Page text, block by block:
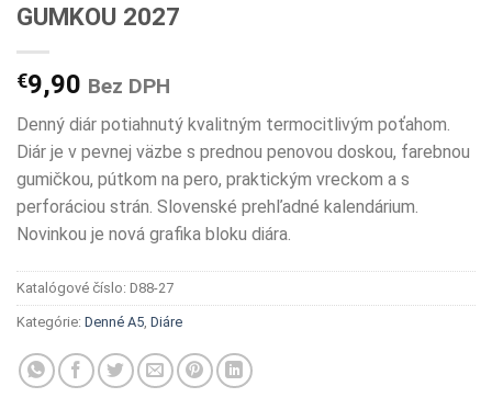
GUMKOU 2027
€9,90 Bez DPH
Denný diár potiahnutý kvalitným termocitlivým poťahom.
Diár je v pevnej väzbe s prednou penovou doskou, farebnou
gumičkou, pútkom na pero, praktickým vreckom a s
perforáciou strán. Slovenské prehľadné kalendárium.
Novinkou je nová grafika bloku diára.
Katalógové číslo: D88-27
Kategórie: Denné A5 Diáre